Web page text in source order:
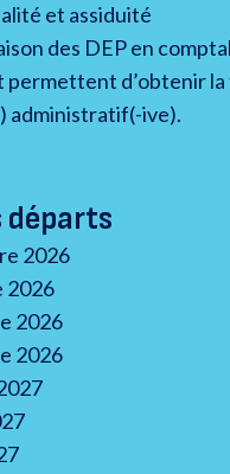
et assiduité
des DEP en
permettent d’obtenir
administratif(-ive).
départs
2026
2026
2026
2026